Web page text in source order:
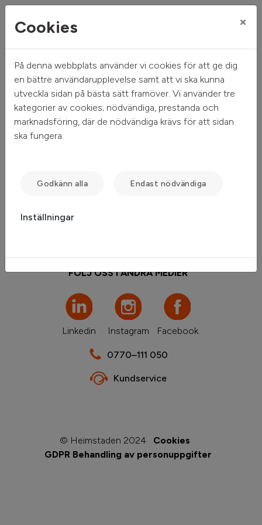
Mitt hem Sök ledigt Objektsdetalj
Objektsdetalj
t.ex. bero på att det inte längre finns tillgängligt att söka.
FÖLJ OSS I ANDRA MEDIER
Linkedin Instagram Facebook
0770–111 050
Kundservice
© Heimstaden 2024
Cookies
GDPR Behandling av personuppgifter
Cookies ×
På denna webbplats använder vi cookies för att ge dig
en bättre användarupplevelse samt att vi ska kunna
utveckla sidan på bästa sätt framöver. Vi använder tre
kategorier av cookies; nödvändiga, prestanda och
marknadsföring, där de nödvändiga krävs för att sidan
ska fungera.
Godkänn alla Endast nödvändiga
Inställningar